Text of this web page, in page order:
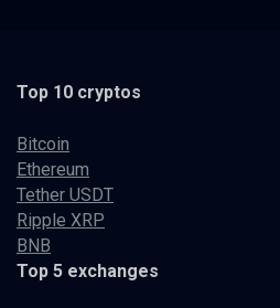
Top 10 cryptos
Bitcoin
Ethereum
Tether USDT
Ripple XRP
BNB
Top 5 exchanges